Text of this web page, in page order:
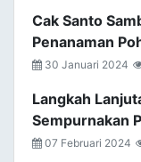
Cak Santo
Penanaman
30 Januari 2024
Langkah
Sempurnakan
07 Februari 2024